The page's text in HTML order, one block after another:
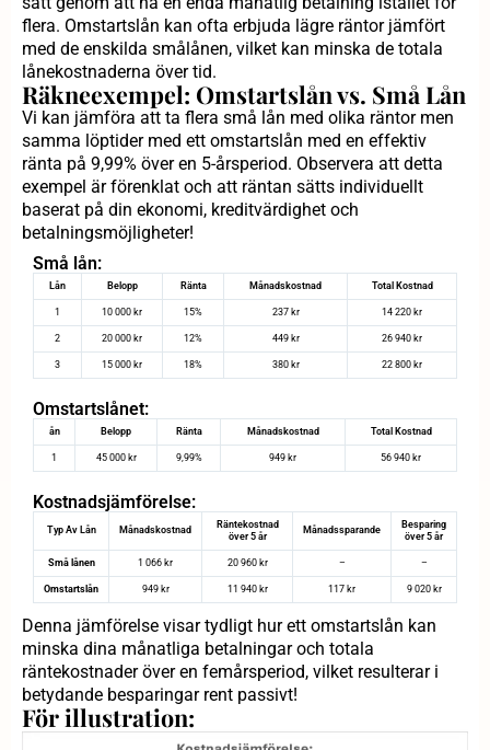
flera. Omstartslån kan ofta erbjuda lägre räntor jämfört
med de enskilda smålånen, vilket kan minska de totala
lånekostnaderna över tid.
Räkneexempel: Omstartslån vs. Små Lån
Vi kan jämföra att ta flera små lån med olika räntor men
samma löptider med ett omstartslån med en effektiv
ränta på 9,99% över en 5-årsperiod. Observera att detta
exempel är förenklat och att räntan sätts individuellt
baserat på din ekonomi, kreditvärdighet och
betalningsmöjligheter!
Små lån:
Lån Belopp Ränta Månadskostnad Total Kostnad
1 10 000 kr 15% 237 kr 14 220 kr
2 20 000 kr 12% 449 kr 26 940 kr
3 15 000 kr 18% 380 kr 22 800 kr
Omstartslånet:
ån Belopp Ränta Månadskostnad Total Kostnad
1 45 000 kr 9,99% 949 kr 56 940 kr
Kostnadsjämförelse:
Typ Av Lån Månadskostnad
Räntekostnad
över 5 år
Månadssparande
Besparing
över 5 år
Små lånen 1 066 kr 20 960 kr – –
Omstartslån 949 kr 11 940 kr 117 kr 9 020 kr
Denna jämförelse visar tydligt hur ett omstartslån kan
minska dina månatliga betalningar och totala
räntekostnader över en femårsperiod, vilket resulterar i
betydande besparingar rent passivt!
För illustration: